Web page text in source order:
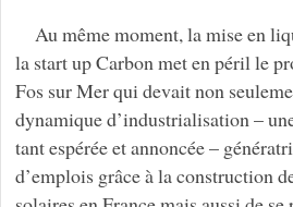
Au même moment, la mise en
la start up Carbon met en péril le
Fos sur Mer qui devait non
dynamique d’industrialisation –
tant espérée et annoncée –
d’emplois grâce à la construction